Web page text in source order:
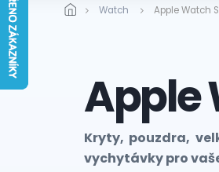
Watch Apple Watch
Apple
Kryty, pouzdra,
vychytávky pro